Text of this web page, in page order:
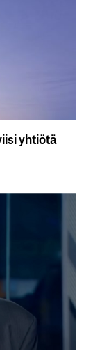
yhtiötä